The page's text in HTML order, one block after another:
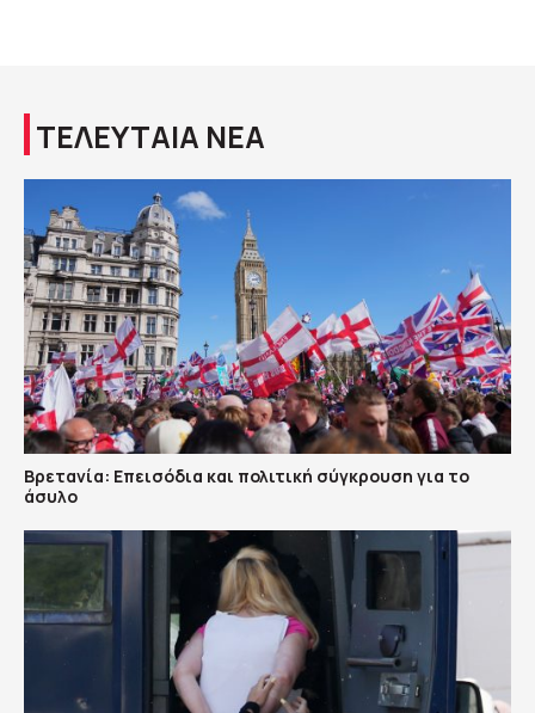
ΤΕΛΕΥΤΑΙΑ ΝΕΑ
Βρετανία: Επεισόδια και πολιτική σύγκρουση για το
άσυλο